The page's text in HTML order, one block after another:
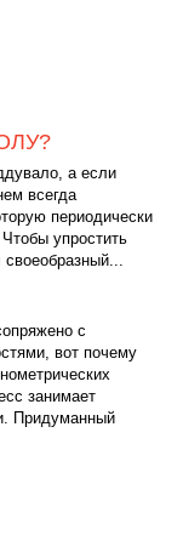
а если
всегда
периодически
упростить
с
вот почему
занимает
Придуманный